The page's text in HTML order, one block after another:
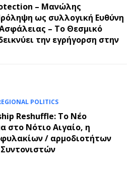
– Μανώλης
ως συλλογική Ευθύνη
– Το Θεσμικό
την εγρήγορση στην
POLITICS
Reshuffle: Το Νέο
στο Νότιο Αιγαίο, η
/ αρμοδιοτήτων